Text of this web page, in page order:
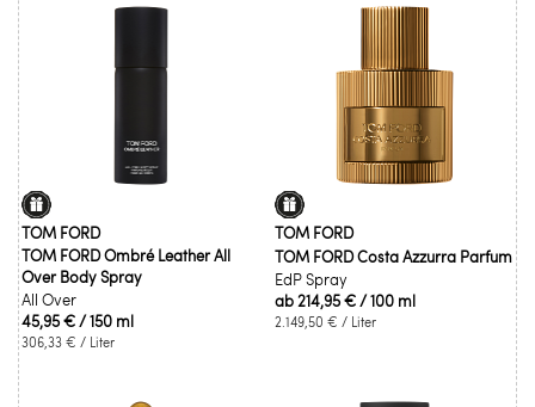
TOM FORD
TOM FORD Ombré Leather All
Over Body Spray
All Over
45,95 €/ 150 ml
306,33 € / Liter
TOM FORD
TOM FORD Costa Azzurra Parfum
EdP Spray
ab214,95 €/ 100 ml
2.149,50 € / Liter